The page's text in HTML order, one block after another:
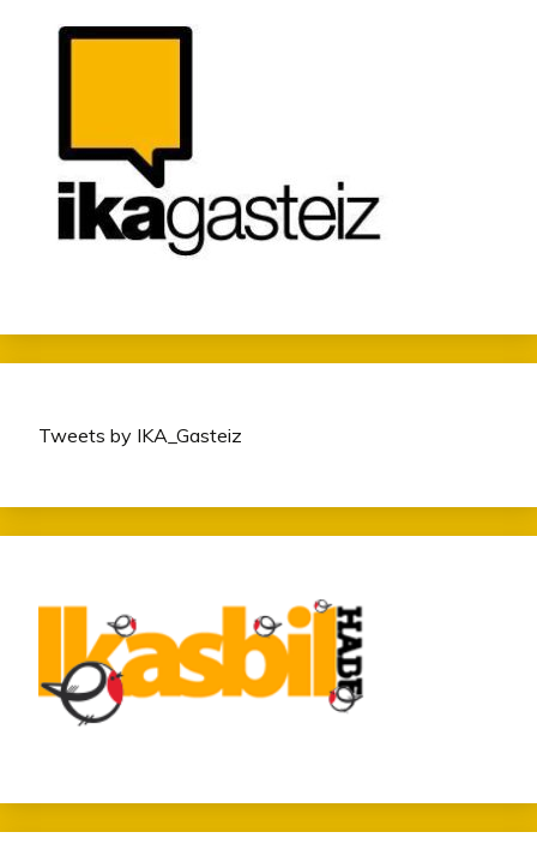
Tweets by IKA_Gasteiz